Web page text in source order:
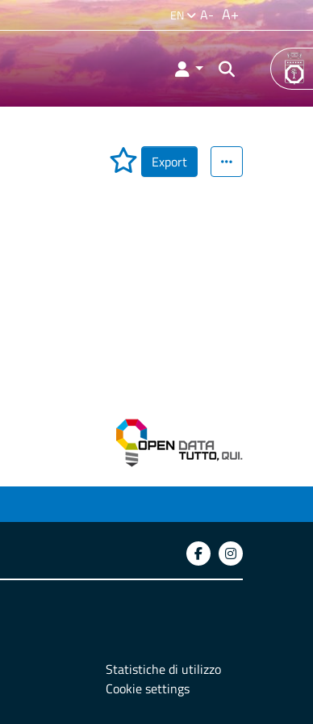
EN A- A+
Export
Statistiche di utilizzo
Cookie settings